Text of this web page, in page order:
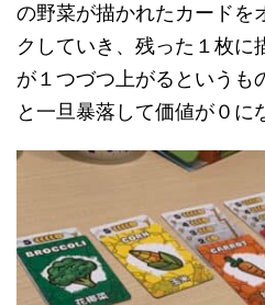
の野菜が描かれたカードを
クしていき、残った１枚に
が１つづつ上がるというも
と一旦暴落して価値が０に